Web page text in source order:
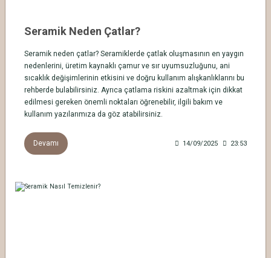
Seramik Neden Çatlar?
Seramik neden çatlar? Seramiklerde çatlak oluşmasının en yaygın
nedenlerini, üretim kaynaklı çamur ve sır uyumsuzluğunu, ani
sıcaklık değişimlerinin etkisini ve doğru kullanım alışkanlıklarını bu
rehberde bulabilirsiniz. Ayrıca çatlama riskini azaltmak için dikkat
edilmesi gereken önemli noktaları öğrenebilir, ilgili bakım ve
kullanım yazılarımıza da göz atabilirsiniz.
Devamı 14/09/2025 23:53